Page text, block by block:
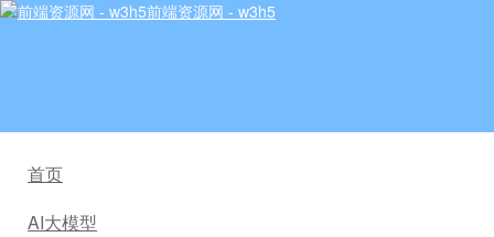
前端资源网 - w3h5
首页
AI大模型